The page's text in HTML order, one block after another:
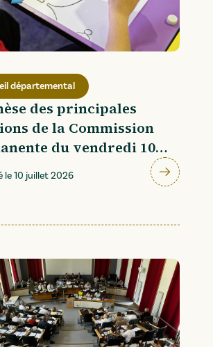
départemental
des principales
de la Commission
du vendredi 10
2026
le10 juillet 2026